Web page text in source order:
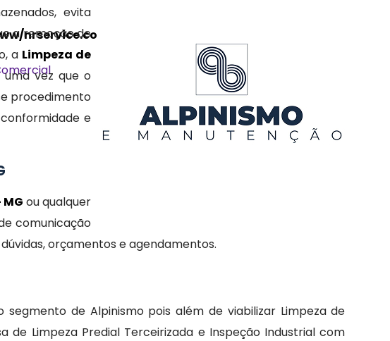
nrservice.com.br/public_html/includes/botao-
evita
a remoção de
a Limpeza de
vez que o
procedimento
e
ou qualquer
comunicação
orçamentos e agendamentos.
de Alpinismo pois além de viabilizar Limpeza de
de Limpeza Predial Terceirizada e Inspeção Industrial com